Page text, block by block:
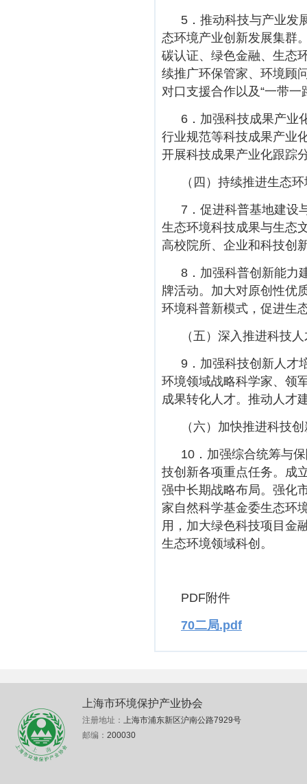
5．推动科技与产业发
态环境产业创新发展集群
碳认证、绿色金融、生态
续推广环保管家、环境顾
对口支援合作以及“一带
6．加强科技成果产业
行业规范等科技成果产业
开展科技成果产业化跟踪
（四）持续推进生态
7．促进科普基地建设
生态环境科技成果与生态
高校院所、企业和科技创
8．加强科普创新能力
牌活动。加大对原创性优
环境科普新模式，促进生
（五）深入推进科技
9．加强科技创新人才
环境领域战略科学家、领
成果转化人才。推动人才
（六）加快推进科技
10．加强综合统筹与
技创新各项重点任务。成
强中长期战略布局。强化
家自然科学基金委生态环
用，加大绿色科技项目金
生态环境领域科创。
PDF附件
70二局.pdf
上海市环境保护产业协会
注册地址： 上海市浦东新区沪南公路7929号
邮编： 200030